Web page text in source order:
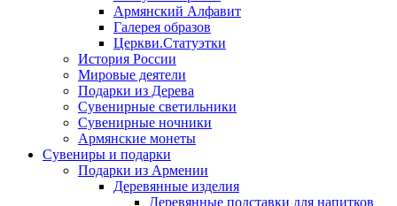
Армянский Алфавит
Галерея образов
Церкви.Статуэтки
История России
Мировые деятели
Подарки из Дерева
Сувенирные светильники
Сувенирные ночники
Армянские монеты
Сувениры и подарки
Подарки из Армении
Деревянные изделия
Деревянные подставки для напитков